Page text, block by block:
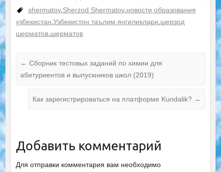
7-х классов
shermatov,Sherzod Shermatov,новости образования
узбекистан,Узбекистон таълим янгиликлари,шерзод
шерматов,шерматов
← Сборник тестовых заданий по химии для
абитуриентов и выпускников школ (2019)
Как зарегистрироваться на платформе Kundalik? →
Добавить комментарий
Для отправки комментария вам необходимо